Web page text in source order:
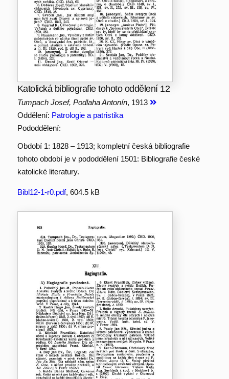
Katolická bibliografie tohoto oddělení 12
Tumpach Josef, Podlaha Antonín, 1913
Oddělení: Patrologie a patristika
Pododdělení:
Období 1: 1828 – 1913; kompletní česká bibliografie
tohoto období je v pododdělení 1501: Bibliografie české
katolické literatury.
Bibl12-1-r0.pdf, 604.5 kB